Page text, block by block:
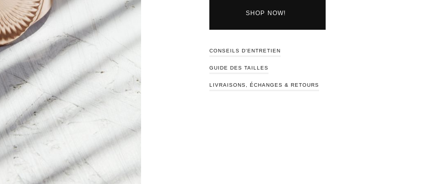
SHOP NOW!
CONSEILS D'ENTRETIEN
GUIDE DES TAILLES
LIVRAISONS, ÉCHANGES & RETOURS